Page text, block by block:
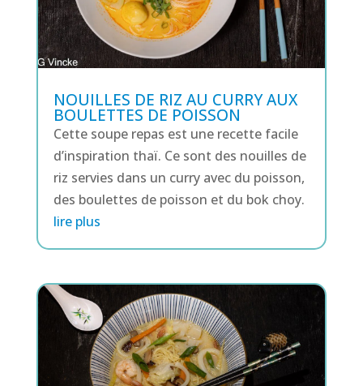
NOUILLES DE RIZ AU CURRY AUX
BOULETTES DE POISSON
Cette soupe repas est une recette facile
d’inspiration thaï. Ce sont des nouilles de
riz servies dans un curry avec du poisson,
des boulettes de poisson et du bok choy.
lire plus